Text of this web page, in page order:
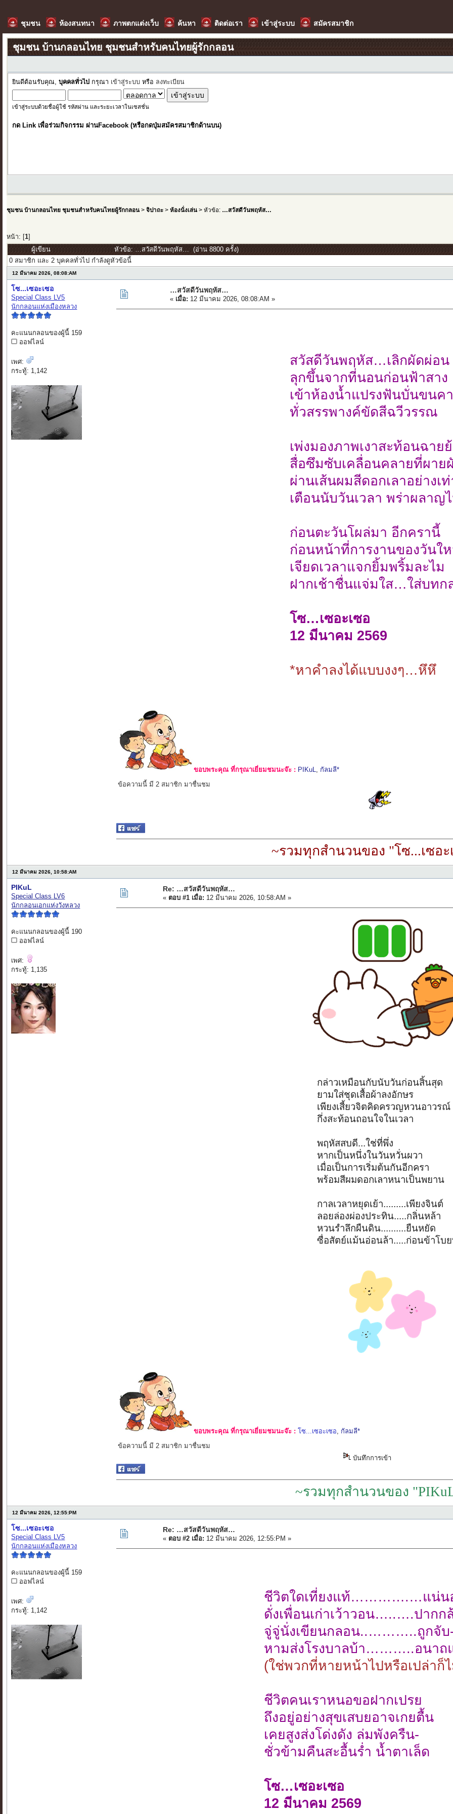
ชุมชน ห้องสนทนา ภาพตกแต่งเว็บ ค้นหา ติดต่อเรา เข้าสู่ระบบ สมัครสมาชิก
ชุมชน บ้านกลอนไทย ชุมชนสำหรับคนไทยผู้รักกลอน
ยินดีต้อนรับคุณ,บุคคลทั่วไป กรุณา เข้าสู่ระบบ หรือ ลงทะเบียน
เข้าสู่ระบบด้วยชื่อผู้ใช้ รหัสผ่าน และระยะเวลาในเซสชั่น
กด Link เพื่อร่วมกิจกรรม ผ่านFacebook (หรือกดปุ่มสมัครสมาชิกด้านบน)
ชุมชน บ้านกลอนไทย ชุมชนสำหรับคนไทยผู้รักกลอน >จิปาถะ >ห้องนั่งเล่น > หัวข้อ: …สวัสดีวันพฤหัส…
หน้า: [1
ผู้เขียน
หัวข้อ: …สวัสดีวันพฤหัส… (อ่าน 8800 ครั้ง)
0 สมาชิก และ 2 บุคคลทั่วไป กำลังดูหัวข้อนี้
12 มีนาคม 2026, 08:08:AM
โซ...เซอะเซอ
Special Class LV5
นักกลอนแห่งเมืองหลวง
คะแนนกลอนของผู้นี้ 159
ออฟไลน์
เพศ:
กระทู้: 1,142
…สวัสดีวันพฤหัส…
« เมื่อ: 12 มีนาคม 2026, 08:08:AM »
สวัสดีวันพฤหัส…เลิกผัดผ่อน
ลุกขึ้นจากที่นอนก่อนฟ้าสาง
เข้าห้องน้ำแปรงฟันบั่นขนค
ทั่วสรรพางค์ขัดสีฉวีวรรณ
เพ่งมองภาพเงาสะท้อนฉาย
สื่อซึมซับเคลื่อนคลายที่ผาย
ผ่านเส้นผมสีดอกเลาอย่างเ
เตือนนับวันเวลา พร่าผลาญ
ก่อนตะวันโผล่มา อีกครานี้
ก่อนหน้าที่การงานของวันใ
เจียดเวลาแจกยิ้มพริ้มละไม
ฝากเช้าชื่นแจ่มใส…ใส่บทก
โซ…เซอะเซอ
12 มีนาคม 2569
*หาคำลงได้แบบงงๆ…หึหึ
ขอบพระคุณ ที่กรุณาเยี่ยมชมนะจ๊ะ : PIKuL, กัลมลี*
ข้อความนี้ มี 2 สมาชิก มาชื่นชม
~รวมทุกสำนวนของ "โซ...เซอ
12 มีนาคม 2026, 10:58:AM
PIKuL
Special Class LV6
นักกลอนเอกแห่งวังหลวง
คะแนนกลอนของผู้นี้ 190
ออฟไลน์
เพศ:
กระทู้: 1,135
Re: …สวัสดีวันพฤหัส…
« ตอบ #1 เมื่อ: 12 มีนาคม 2026, 10:58:AM »
กล่าวเหมือนกับนับวันก่อนสิ้นสุด
ยามใส่ชุดเสื้อผ้าลงอักษร
เพียงเสี้ยวจิตคิดครวญหวนอาวรณ์
กึ่งสะท้อนถอนใจในเวลา
พฤหัสสบดี...ใช่ที่พึ่ง
หากเป็นหนึ่งในวันหวั่นผวา
เมื่อเป็นการเริ่มต้นกันอีกครา
พร้อมสีผมดอกเลาหนาเป็นพยาน
กาลเวลาหยุดเย้า.........เพียงจินต์
ลอยล่องผ่องประทิน.....กลิ่นหล้า
หวนรำลึกผืนดิน..........ยืนหยัด
ซื่อสัตย์แม้นอ่อนล้า.....ก่อนข้าโบ
ขอบพระคุณ ที่กรุณาเยี่ยมชมนะจ๊ะ : โซ...เซอะเซอ, กัลมลี*
ข้อความนี้ มี 2 สมาชิก มาชื่นชม
บันทึกการเข้า
~รวมทุกสำนวนของ
12 มีนาคม 2026, 12:55:PM
โซ...เซอะเซอ
Special Class LV5
นักกลอนแห่งเมืองหลวง
คะแนนกลอนของผู้นี้ 159
ออฟไลน์
เพศ:
กระทู้: 1,142
Re: …สวัสดีวันพฤหัส…
« ตอบ #2 เมื่อ: 12 มีนาคม 2026, 12:55:PM »
ชีวิตใดเที่ยงแท้………….…แน่น
ดั่งเพื่อนเก่าเว้าวอน…..….ปากก
จู่จู่นั่งเขียนกลอน..………..ถูกจับ
หามส่งโรงบาลบ้า………..อนาถ
(ใช่พวกที่หายหน้าไปหรือเปล่า
ชีวิตคนเราหนอขอฝากเปรย
ถึงอยู่อย่างสุขเสบยอาจเกยตื้น
เคยสูงส่งโด่งดัง ล่มพังครืน-
ชั่วข้ามคืนสะอื้นร่ำ น้ำตาเล็ด
โซ…เซอะเซอ
12 มีนาคม 2569